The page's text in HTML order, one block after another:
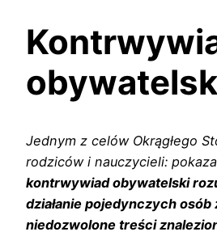
Jednym z celów Okrągłego
rodziców i nauczycieli:
kontrwywiad obywatelski
działanie pojedynczych osób
niedozwolone treści